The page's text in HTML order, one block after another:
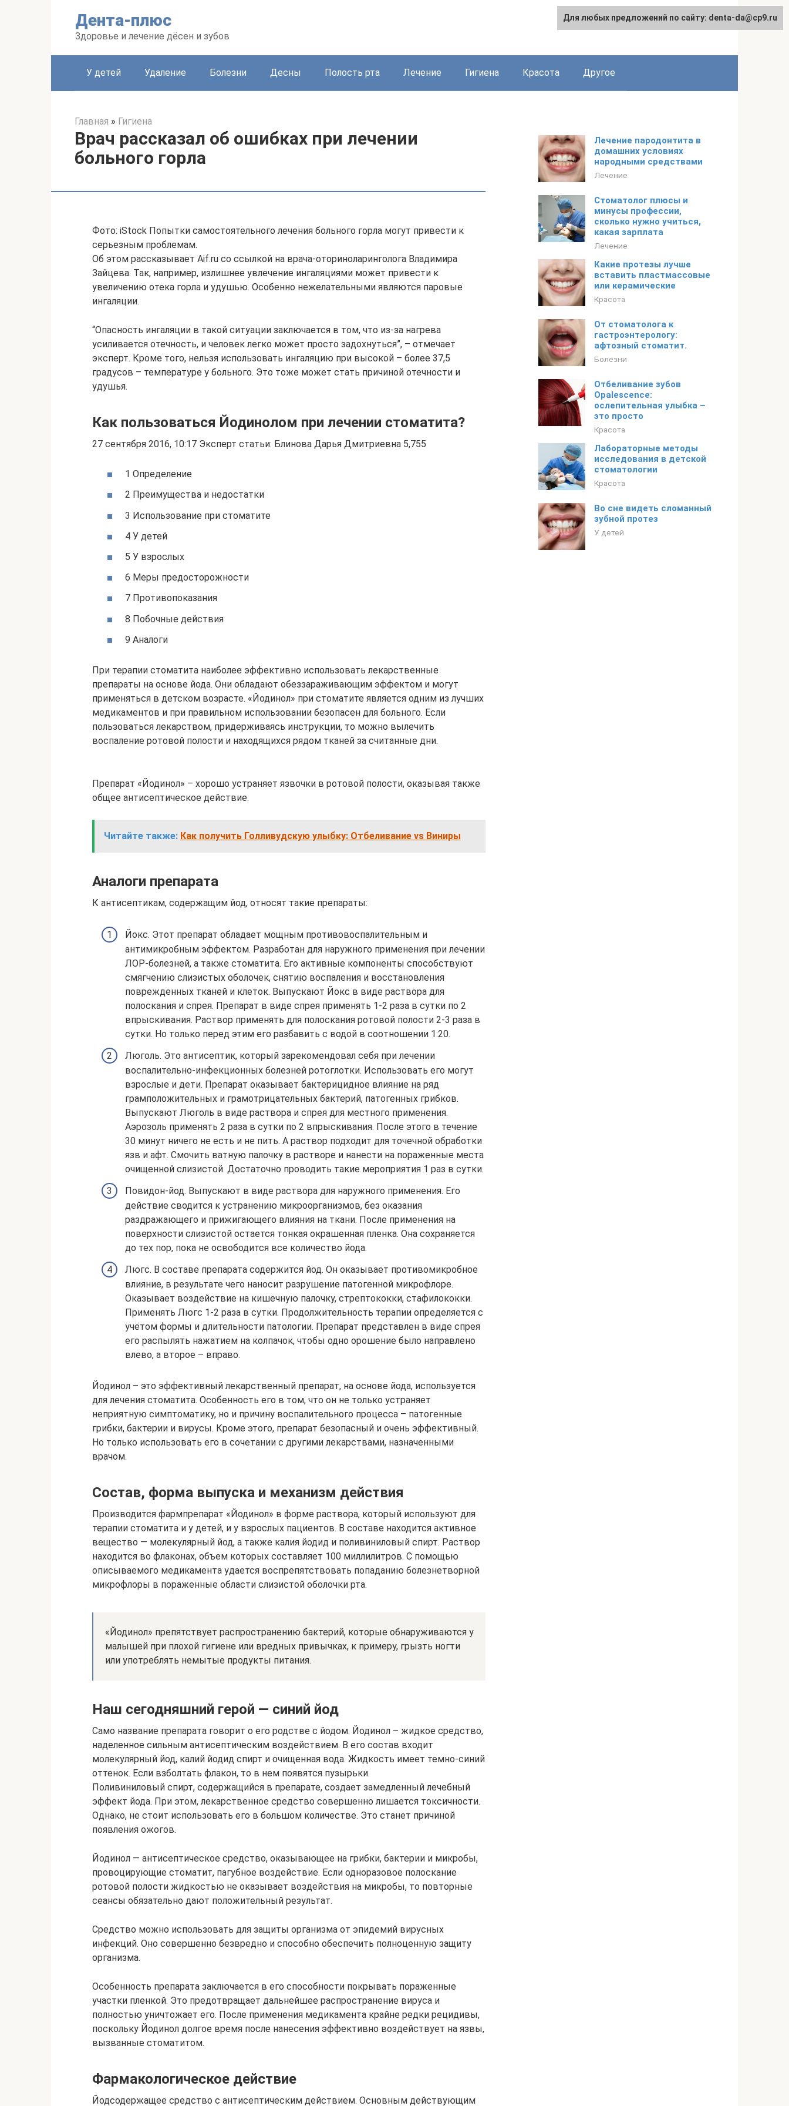
Дента-плюс
Здоровье и лечение дёсен и зубов
У детей Удаление Болезни Десны Полость рта Лечение Гигиена Красота Другое
Главная » Гигиена
Врач рассказал об ошибках при лечении
больного горла
Фото: iStock Попытки самостоятельного лечения больного горла могут привести к
серьезным проблемам.
Об этом рассказывает Aif.ru со ссылкой на врача-оториноларинголога Владимира
Зайцева. Так, например, излишнее увлечение ингаляциями может привести к
увеличению отека горла и удушью. Особенно нежелательными являются паровые
ингаляции.
“Опасность ингаляции в такой ситуации заключается в том, что из-за нагрева
усиливается отечность, и человек легко может просто задохнуться”, – отмечает
эксперт. Кроме того, нельзя использовать ингаляцию при высокой – более 37,5
градусов – температуре у больного. Это тоже может стать причиной отечности и
удушья.
Как пользоваться Йодинолом при лечении стоматита?
27 сентября 2016, 10:17 Эксперт статьи: Блинова Дарья Дмитриевна 5,755
1 Определение
2 Преимущества и недостатки
3 Использование при стоматите
4 У детей
5 У взрослых
6 Меры предосторожности
7 Противопоказания
8 Побочные действия
9 Аналоги
При терапии стоматита наиболее эффективно использовать лекарственные
препараты на основе йода. Они обладают обеззараживающим эффектом и могут
применяться в детском возрасте. «Йодинол» при стоматите является одним из лучших
медикаментов и при правильном использовании безопасен для больного. Если
пользоваться лекарством, придерживаясь инструкции, то можно вылечить
воспаление ротовой полости и находящихся рядом тканей за считанные дни.
Препарат «Йодинол» – хорошо устраняет язвочки в ротовой полости, оказывая также
общее антисептическое действие.
Читайте также: Как получить Голливудскую улыбку: Отбеливание vs Виниры
Аналоги препарата
К антисептикам, содержащим йод, относят такие препараты:
Йокс. Этот препарат обладает мощным противовоспалительным и
антимикробным эффектом. Разработан для наружного применения при лечении
ЛОР-болезней, а также стоматита. Его активные компоненты способствуют
смягчению слизистых оболочек, снятию воспаления и восстановления
поврежденных тканей и клеток. Выпускают Йокс в виде раствора для
полоскания и спрея. Препарат в виде спрея применять 1-2 раза в сутки по 2
впрыскивания. Раствор применять для полоскания ротовой полости 2-3 раза в
сутки. Но только перед этим его разбавить с водой в соотношении 1:20.
Люголь. Это антисептик, который зарекомендовал себя при лечении
воспалительно-инфекционных болезней ротоглотки. Использовать его могут
взрослые и дети. Препарат оказывает бактерицидное влияние на ряд
грамположительных и грамотрицательных бактерий, патогенных грибков.
Выпускают Люголь в виде раствора и спрея для местного применения.
Аэрозоль применять 2 раза в сутки по 2 впрыскивания. После этого в течение
30 минут ничего не есть и не пить. А раствор подходит для точечной обработки
язв и афт. Смочить ватную палочку в растворе и нанести на пораженные места
очищенной слизистой. Достаточно проводить такие мероприятия 1 раз в сутки.
Повидон-йод. Выпускают в виде раствора для наружного применения. Его
действие сводится к устранению микроорганизмов, без оказания
раздражающего и прижигающего влияния на ткани. После применения на
поверхности слизистой остается тонкая окрашенная пленка. Она сохраняется
до тех пор, пока не освободится все количество йода.
Люгс. В составе препарата содержится йод. Он оказывает противомикробное
влияние, в результате чего наносит разрушение патогенной микрофлоре.
Оказывает воздействие на кишечную палочку, стрептококки, стафилококки.
Применять Люгс 1-2 раза в сутки. Продолжительность терапии определяется с
учётом формы и длительности патологии. Препарат представлен в виде спрея
его распылять нажатием на колпачок, чтобы одно орошение было направлено
влево, а второе – вправо.
Йодинол – это эффективный лекарственный препарат, на основе йода, используется
для лечения стоматита. Особенность его в том, что он не только устраняет
неприятную симптоматику, но и причину воспалительного процесса – патогенные
грибки, бактерии и вирусы. Кроме этого, препарат безопасный и очень эффективный.
Но только использовать его в сочетании с другими лекарствами, назначенными
врачом.
Состав, форма выпуска и механизм действия
Производится фармпрепарат «Йодинол» в форме раствора, который используют для
терапии стоматита и у детей, и у взрослых пациентов. В составе находится активное
вещество — молекулярный йод, а также калия йодид и поливиниловый спирт. Раствор
находится во флаконах, объем которых составляет 100 миллилитров. С помощью
описываемого медикамента удается воспрепятствовать попаданию болезнетворной
микрофлоры в пораженные области слизистой оболочки рта.
«Йодинол» препятствует распространению бактерий, которые обнаруживаются у
малышей при плохой гигиене или вредных привычках, к примеру, грызть ногти
или употреблять немытые продукты питания.
Наш сегодняшний герой — синий йод
Само название препарата говорит о его родстве с йодом. Йодинол – жидкое средство,
наделенное сильным антисептическим воздействием. В его состав входит
молекулярный йод, калий йодид спирт и очищенная вода. Жидкость имеет темно-синий
оттенок. Если взболтать флакон, то в нем появятся пузырьки.
Поливиниловый спирт, содержащийся в препарате, создает замедленный лечебный
эффект йода. При этом, лекарственное средство совершенно лишается токсичности.
Однако, не стоит использовать его в большом количестве. Это станет причиной
появления ожогов.
Йодинол — антисептическое средство, оказывающее на грибки, бактерии и микробы,
провоцирующие стоматит, пагубное воздействие. Если одноразовое полоскание
ротовой полости жидкостью не оказывает воздействия на микробы, то повторные
сеансы обязательно дают положительный результат.
Средство можно использовать для защиты организма от эпидемий вирусных
инфекций. Оно совершенно безвредно и способно обеспечить полноценную защиту
организма.
Особенность препарата заключается в его способности покрывать пораженные
участки пленкой. Это предотвращает дальнейшее распространение вируса и
полностью уничтожает его. После применения медикамента крайне редки рецидивы,
поскольку Йодинол долгое время после нанесения эффективно воздействует на язвы,
вызванные стоматитом.
Фармакологическое действие
Йодсодержащее средство c антисептическим действием. Основным действующим
Лечение пародонтита в
домашних условиях
народными средствами
Лечение
Стоматолог плюсы и
минусы профессии,
сколько нужно учиться,
какая зарплата
Лечение
Какие протезы лучше
вставить пластмассовые
или керамические
Красота
От стоматолога к
гастроэнтерологу:
афтозный стоматит.
Болезни
Отбеливание зубов
Opalescence:
ослепительная улыбка –
это просто
Красота
Лабораторные методы
исследования в детской
стоматологии
Красота
Во сне видеть сломанный
зубной протез
У детей
Для любых предложений по сайту: denta-da@cp9.ru